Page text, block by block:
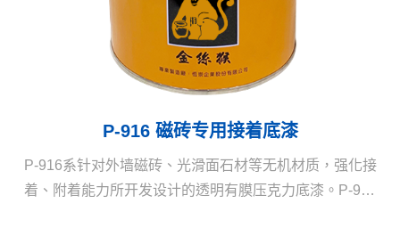
P-916 磁砖专用接着底漆
P-916系针对外墙磁砖、光滑面石材等无机材质，强化接
着、附着能力所开发设计的透明有膜压克力底漆。P-916